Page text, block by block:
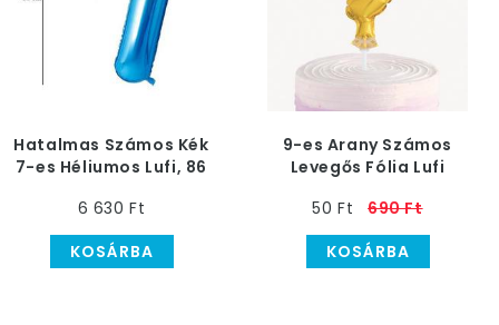
Hatalmas Számos Kék
7-es Héliumos Lufi, 86
6 630 Ft
KOSÁRBA
9-es Arany Számos
Levegős Fólia Lufi
50 Ft
690 Ft
KOSÁRBA